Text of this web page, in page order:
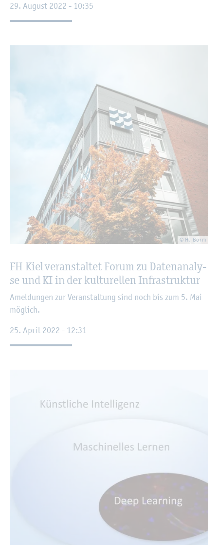
29. Au­gust 2022 - 10:35
© H. Börm
FH Kiel ver­an­stal­tet Forum zu Da­ten­ana­ly­
se und KI in der kul­tu­rel­len In­fra­struk­tur
Amel­dun­gen zur Ver­an­stal­tung sind noch bis zum 5. Mai
mög­lich.
25. April 2022 - 12:31